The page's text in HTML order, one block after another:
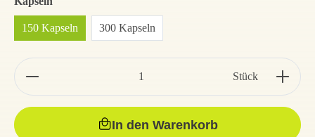
150 Kapseln 300 Kapseln
Stück
In den Warenkorb